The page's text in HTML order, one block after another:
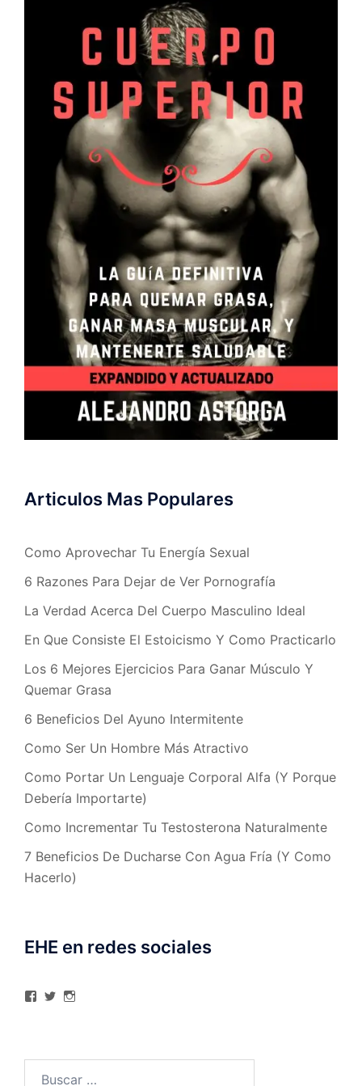
Articulos Mas Populares
Como Aprovechar Tu Energía Sexual
6 Razones Para Dejar de Ver Pornografía
La Verdad Acerca Del Cuerpo Masculino Ideal
En Que Consiste El Estoicismo Y Como Practicarlo
Los 6 Mejores Ejercicios Para Ganar Músculo Y
Quemar Grasa
6 Beneficios Del Ayuno Intermitente
Como Ser Un Hombre Más Atractivo
Como Portar Un Lenguaje Corporal Alfa (Y Porque
Debería Importarte)
Como Incrementar Tu Testosterona Naturalmente
7 Beneficios De Ducharse Con Agua Fría (Y Como
Hacerlo)
EHE en redes sociales
Ver
Facebook
Ver
TwitterInstagram